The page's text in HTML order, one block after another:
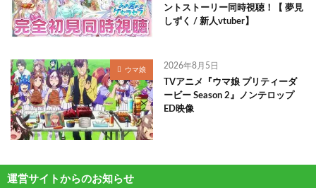
ントストーリー同時視聴！【 夢見
しずく / 新人vtuber】
ウマ娘 2026年8月5日
TVアニメ『ウマ娘 プリティーダ
ービー Season 2』ノンテロップ
ED映像
運営サイトからのお知らせ